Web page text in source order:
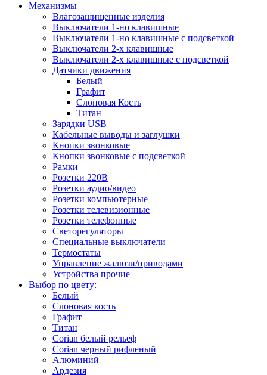
Механизмы
Влагозащищенные изделия
Выключатели 1-но клавишные
Выключатели 1-но клавишные с подсветкой
Выключатели 2-х клавишные
Выключатели 2-х клавишные с подсветкой
Датчики движения
Белый
Графит
Слоновая Кость
Титан
Зарядки USB
Кабельные выводы и заглушки
Кнопки звонковые
Кнопки звонковые с подсветкой
Рамки
Розетки 220В
Розетки аудио/видео
Розетки компьютерные
Розетки телевизионные
Розетки телефонные
Светорегуляторы
Специальные выключатели
Термостаты
Управление жалюзи/приводами
Устройства прочие
Выбор по цвету:
Белый
Слоновая кость
Графит
Титан
Corian белый рельеф
Corian черный рифленый
Алюминий
Ардезия